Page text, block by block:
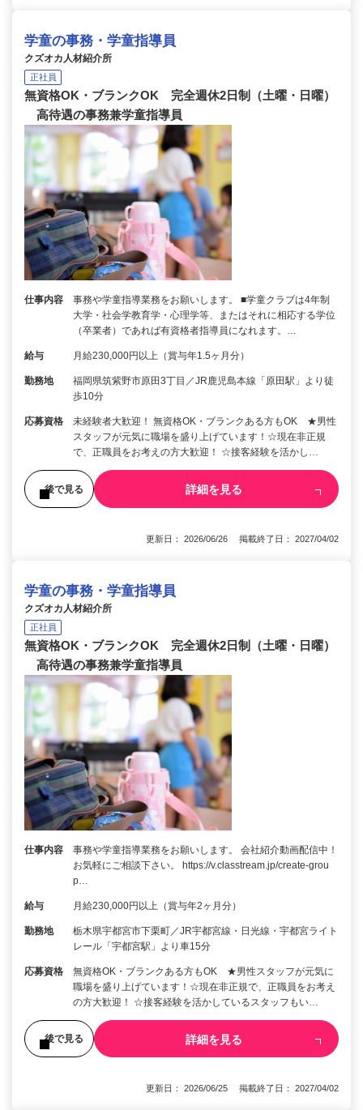
学童の事務・学童指導員
クズオカ人材紹介所
正社員
無資格OK・ブランクOK 完全週休2日制（土曜・日曜）
高待遇の事務兼学童指導員
仕事内容
事務や学童指導業務をお願いします。 ■学童クラブは4年制
大学・社会学教育学・心理学等、またはそれに相応する学位
（卒業者）であれば有資格者指導員になれます。…
給与 月給230,000円以上（賞与年1.5ヶ月分）
勤務地
福岡県筑紫野市原田3丁目／JR鹿児島本線「原田駅」より徒
歩10分
応募資格
未経験者大歓迎！ 無資格OK・ブランクある方もOK ★男性
スタッフが元気に職場を盛り上げています！☆現在非正規
で、正職員をお考えの方大歓迎！ ☆接客経験を活かし…
後で見る 詳細を見る
更新日： 2026/06/26 掲載終了日： 2027/04/02
学童の事務・学童指導員
クズオカ人材紹介所
正社員
無資格OK・ブランクOK 完全週休2日制（土曜・日曜）
高待遇の事務兼学童指導員
仕事内容
事務や学童指導業務をお願いします。 会社紹介動画配信中！
お気軽にご相談下さい。 https://v.classtream.jp/create-grou
p…
給与 月給230,000円以上（賞与年2ヶ月分）
勤務地
栃木県宇都宮市下栗町／JR宇都宮線・日光線・宇都宮ライト
レール「宇都宮駅」より車15分
応募資格
無資格OK・ブランクある方もOK ★男性スタッフが元気に
職場を盛り上げています！☆現在非正規で、正職員をお考え
の方大歓迎！ ☆接客経験を活かしているスタッフもい…
後で見る 詳細を見る
更新日： 2026/06/25 掲載終了日： 2027/04/02